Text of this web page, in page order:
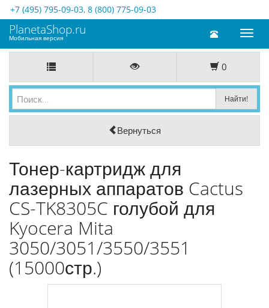
+7 (495) 795-09-03, 8 (800) 775-09-03
Toggle
PlanetaShop.ru
Мобильная версия
0
Вернуться
Тонер-картридж для
лазерных аппаратов Cactus
CS-TK8305C голубой для
Kyocera Mita
3050/3051/3550/3551
(15000стр.)